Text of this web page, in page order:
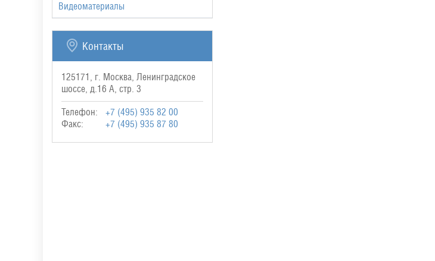
Видеоматериалы
Контакты
125171, г. Москва, Ленинградское
шоссе, д.16 А, стр. 3
Телефон:
+7 (495) 935 82 00
Факс:
+7 (495) 935 87 80